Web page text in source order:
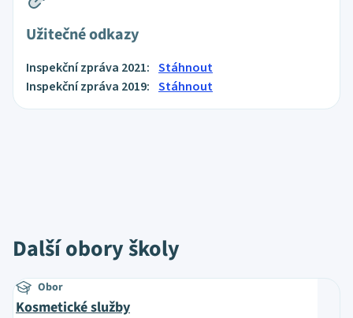
Užitečné odkazy
Inspekční zpráva 2021: Stáhnout
Inspekční zpráva 2019: Stáhnout
Další obory školy
Obor
Kosmetické služby